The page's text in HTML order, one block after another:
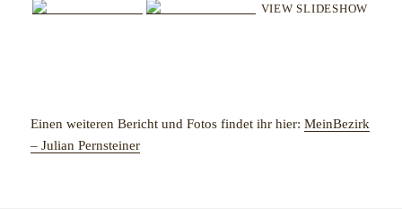
VIEW SLIDESHOW
Einen weiteren Bericht und Fotos findet ihr hier:MeinBezirk
– Julian Pernsteiner